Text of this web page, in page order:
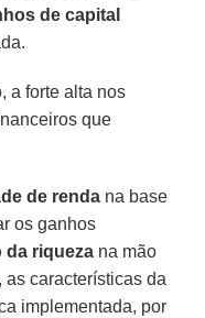
de capital
a forte alta nos
que
de renda na base
os ganhos
da riqueza na mão
características da
implementada, por